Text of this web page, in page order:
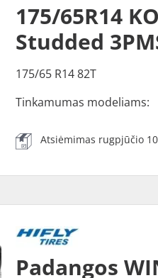
175/65R14
Studded
175/65 R14 82T
Tinkamumas modeliams:
Atsiėmimas rugpjūčio
Padangos